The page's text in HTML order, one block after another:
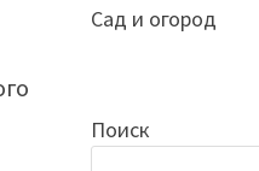
Сад и огород
Поиск